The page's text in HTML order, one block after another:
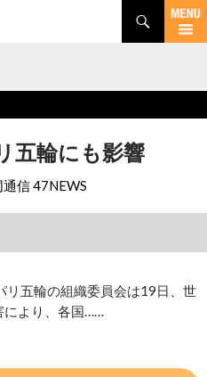
五輪にも影響
信 47NEWS
リ五輪の組織委員会は19日、世
により、各国……